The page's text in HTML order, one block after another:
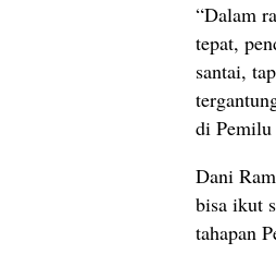
“Dalam
tepat,
santai,
di Pemilu
Dani
bisa ikut
tahapan